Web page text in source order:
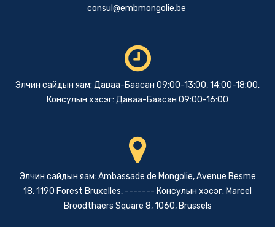
consul@embmongolie.be
Элчин сайдын яам: Даваа-Баасан 09:00-13:00, 14:00-18:00,
Консулын хэсэг: Даваа-Баасан 09:00-16:00
Элчин сайдын яам: Ambassade de Mongolie, Avenue Besme
18, 1190 Forest Bruxelles, ------- Консулын хэсэг: Marcel
Broodthaers Square 8, 1060, Brussels